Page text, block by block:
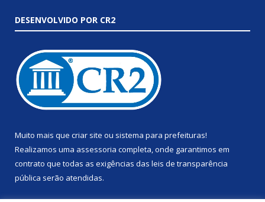
DESENVOLVIDO POR CR2
Muito mais que criar site ou sistema para prefeituras!
Realizamos uma assessoria completa, onde garantimos em
contrato que todas as exigências das leis de transparência
pública serão atendidas.